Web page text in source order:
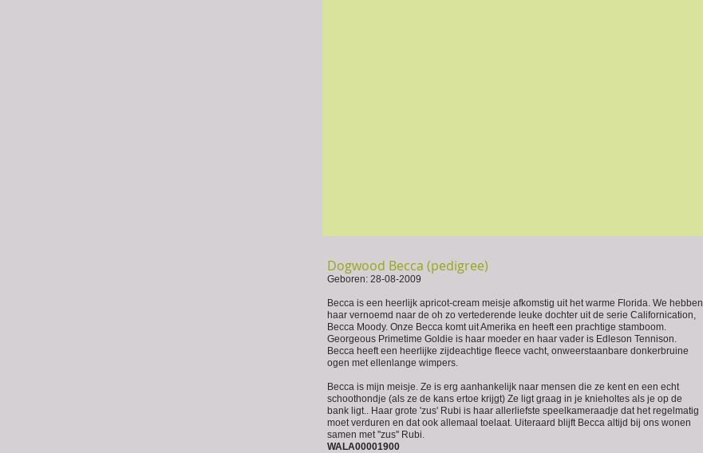
Dogwood Becca (pedigree)
Geboren: 28-08-2009
Becca is een heerlijk apricot-cream meisje afkomstig uit het warme Florida. We hebben
haar vernoemd naar de oh zo vertederende leuke dochter uit de serie Californication,
Becca Moody. Onze Becca komt uit Amerika en heeft een prachtige stamboom.
Georgeous Primetime Goldie is haar moeder en haar vader is Edleson Tennison.
Becca heeft een heerlijke zijdeachtige fleece vacht, onweerstaanbare donkerbruine
ogen met ellenlange wimpers.
Becca is mijn meisje. Ze is erg aanhankelijk naar mensen die ze kent en een echt
schoothondje (als ze de kans ertoe krijgt) Ze ligt graag in je knieholtes als je op de
bank ligt.. Haar grote 'zus' Rubi is haar allerliefste speelkameraadje dat het regelmatig
moet verduren en dat ook allemaal toelaat. Uiteraard blijft Becca altijd bij ons wonen
samen met ''zus'' Rubi.
WALA00001900